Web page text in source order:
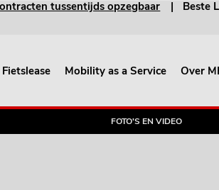
tussentijds opzegbaar Beste
Fietslease Mobility as a Service Over
FOTO'S EN VIDEO